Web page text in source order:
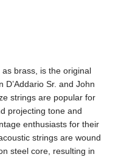
brass, is the original
Sr. and John
strings are popular for
projecting tone and
enthusiasts for their
strings are wound
steel core, resulting in